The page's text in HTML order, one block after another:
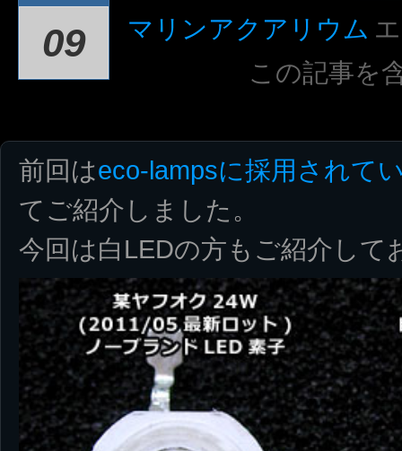
09 マリンアクアリウム
この記事を
前回はeco-lampsに採用されて
てご紹介しました。
今回は白LEDの方もご紹介して